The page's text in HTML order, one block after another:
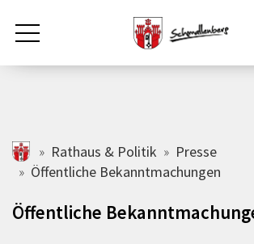
Zum Hauptinhalt springen
Rathaus & Politik
schmallenberg.de
Rathaus & Politik
Presse
Öffentliche Bekanntmachungen
Öffentliche